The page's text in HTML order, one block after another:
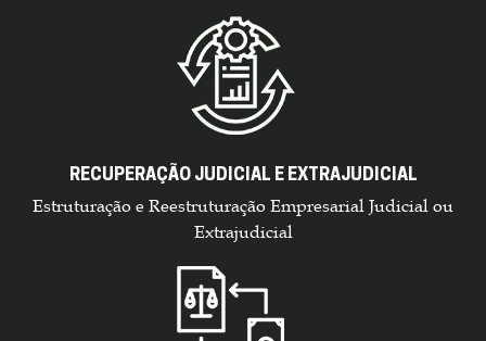
RECUPERAÇÃO JUDICIAL E EXTRAJUDICIAL
Estruturação e Reestruturação Empresarial Judicial ou
Extrajudicial